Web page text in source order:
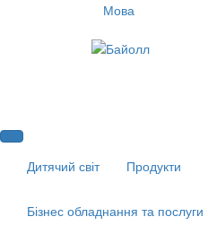
Мова
Дитячий світ Продукти
Бізнес обладнання та послуги